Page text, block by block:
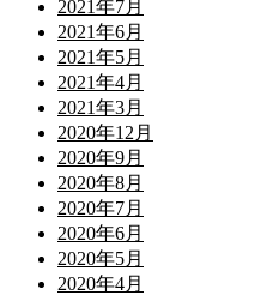
2021年7月
2021年6月
2021年5月
2021年4月
2021年3月
2020年12月
2020年9月
2020年8月
2020年7月
2020年6月
2020年5月
2020年4月